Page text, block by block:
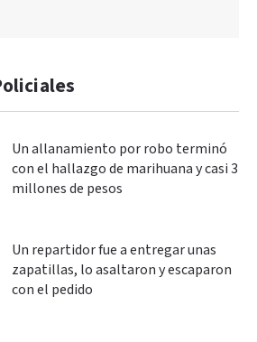
Un allanamiento por robo terminó
con el hallazgo de marihuana y casi 3
millones de pesos
Un repartidor fue a entregar unas
zapatillas, lo asaltaron y escaparon
con el pedido